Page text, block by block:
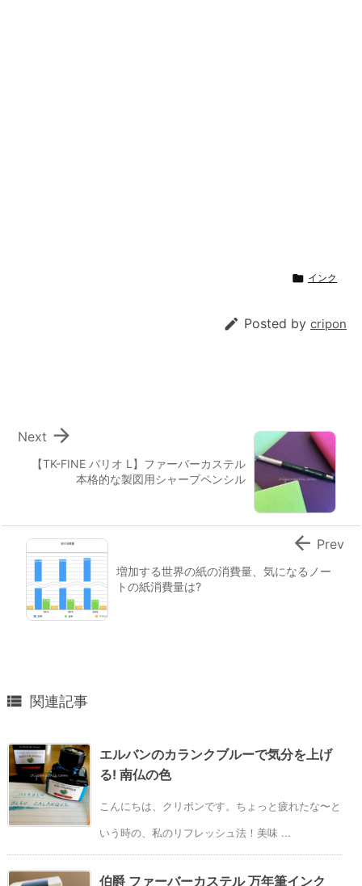
 インク
 Posted by cripon
【TK-FINE バリオ L】ファーバーカステル
本格的な製図用シャープペンシル

Next
増加する世界の紙の消費量、気になるノー
トの紙消費量は?
 Prev
 関連記事
エルバンのカランクブルーで気分を上げ
る! 南仏の色
こんにちは、クリポンです。ちょっと疲れたな〜と
いう時の、私のリフレッシュ法！美味 ...
伯爵 ファーバーカステル 万年筆インク